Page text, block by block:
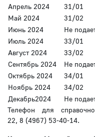
Апрель 2024
31/01
Май 2024
31/02
Июнь 2024
Не
Июль 2024
33/01
Август 2024
33/02
Сентябрь 2024
Не
Октябрь 2024
34/01
Ноябрь 2024
34/02
Декабрь2024
Не
Телефон для
22, 8 (4967) 53-40-14.